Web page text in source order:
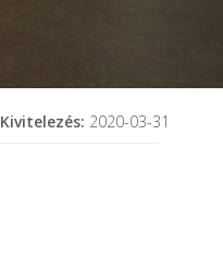
Kivitelezés: 2020-03-31